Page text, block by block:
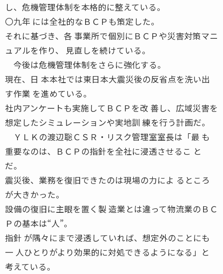
し、危機管理体制を本格的に整えている。
〇九年 には全社的なＢＣＰも策定した。
それに基づき、各 事業所で個別にＢＣＰや災害対策マニ
ュアルを作り、 見直しを続けている。
今後は危機管理体制をさらに強化する。
現在、日 本本社では東日本大震災後の反省点を洗い出
す作業 を進めている。
社内アンケートも実施してＢＣＰを改 善し、広域災害を
想定したシミュレーションや実地訓 練を行う計画だ。
ＹＬＫの渡辺聡ＣＳＲ・リスク管理室室長は「最 も
重要なのは、ＢＣＰの指針を全社に浸透させるこ と
だ。
震災後、業務を復旧できたのは現場の力によ るところ
が大きかった。
設備の復旧に主眼を置く製 造業とは違って物流業のＢＣ
Ｐの基本は“人”。
指針 が隅々にまで浸透していれば、想定外のことにも
一 人ひとりがより効果的に対処できるようになる」と
考えている。